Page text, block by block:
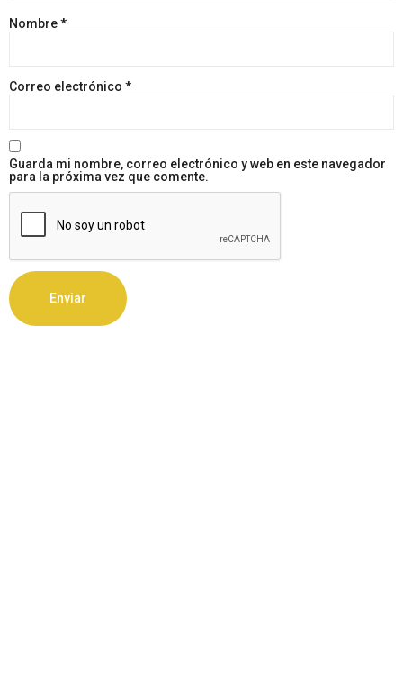
Nombre*
Correo electrónico *
Guarda mi nombre, correo electrónico y web en este navegador
para la próxima vez que comente.